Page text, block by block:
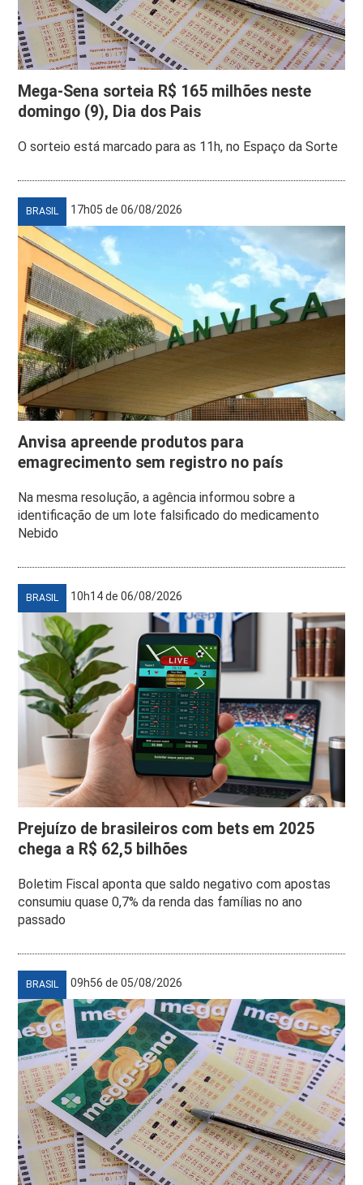
Mega-Sena sorteia R$ 165 milhões neste
domingo (9), Dia dos Pais
O sorteio está marcado para as 11h, no Espaço da Sorte
BRASIL 17h05 de 06/08/2026
Anvisa apreende produtos para
emagrecimento sem registro no país
Na mesma resolução, a agência informou sobre a
identificação de um lote falsificado do medicamento
Nebido
BRASIL 10h14 de 06/08/2026
Prejuízo de brasileiros com bets em 2025
chega a R$ 62,5 bilhões
Boletim Fiscal aponta que saldo negativo com apostas
consumiu quase 0,7% da renda das famílias no ano
passado
BRASIL 09h56 de 05/08/2026